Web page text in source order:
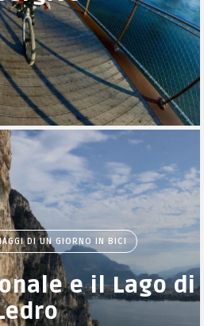
DI UN GIORNO IN BICI
e il Lago di